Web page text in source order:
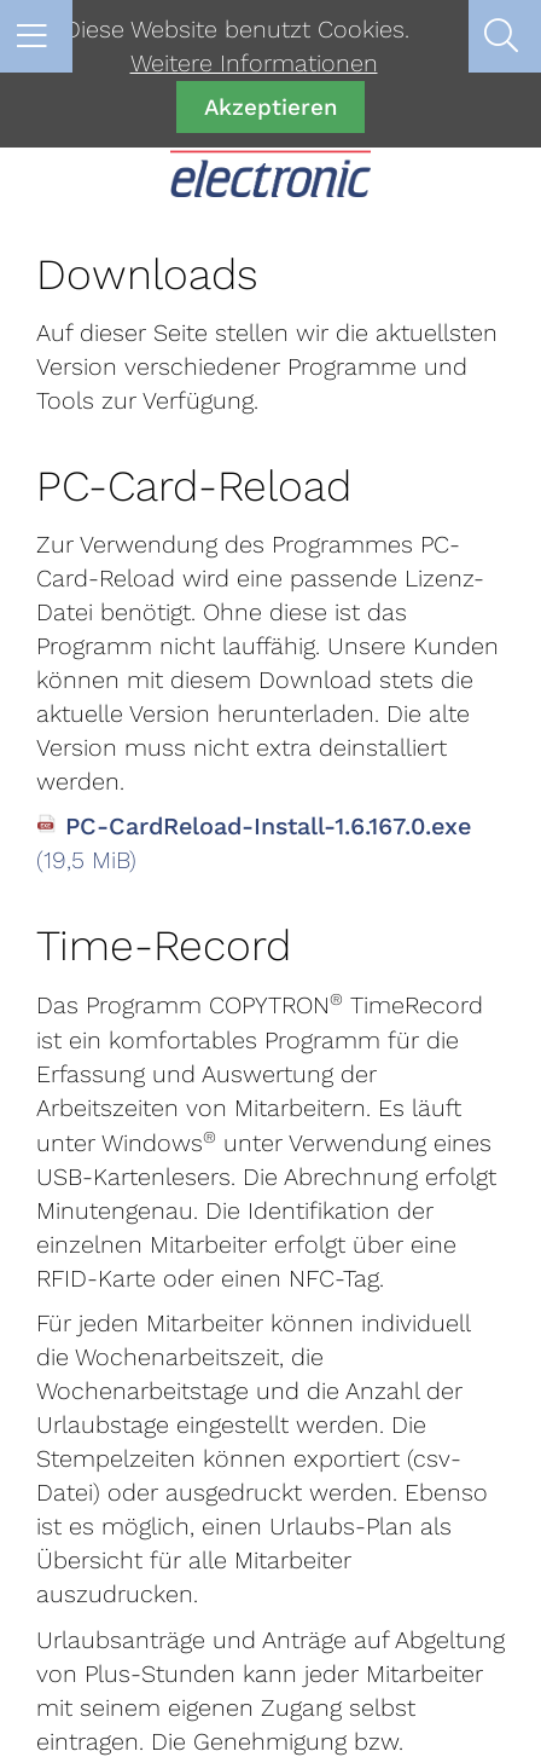
Downloads
Auf dieser Seite stellen wir die aktuellsten
Version verschiedener Programme und
Tools zur Verfügung.
PC-Card-Reload
Zur Verwendung des Programmes PC-
Card-Reload wird eine passende Lizenz-
Datei benötigt. Ohne diese ist das
Programm nicht lauffähig. Unsere Kunden
können mit diesem Download stets die
aktuelle Version herunterladen. Die alte
Version muss nicht extra deinstalliert
werden.
PC-CardReload-Install-1.6.167.0.exe
(19,5 MiB)
Time-Record
Das Programm COPYTRON® TimeRecord
ist ein komfortables Programm für die
Erfassung und Auswertung der
Arbeitszeiten von Mitarbeitern. Es läuft
unter Windows® unter Verwendung eines
USB-Kartenlesers. Die Abrechnung erfolgt
Minutengenau. Die Identifikation der
einzelnen Mitarbeiter erfolgt über eine
RFID-Karte oder einen NFC-Tag.
Für jeden Mitarbeiter können individuell
die Wochenarbeitszeit, die
Wochenarbeitstage und die Anzahl der
Urlaubstage eingestellt werden. Die
Stempelzeiten können exportiert (csv-
Datei) oder ausgedruckt werden. Ebenso
ist es möglich, einen Urlaubs-Plan als
Übersicht für alle Mitarbeiter
auszudrucken.
Urlaubsanträge und Anträge auf Abgeltung
von Plus-Stunden kann jeder Mitarbeiter
mit seinem eigenen Zugang selbst
eintragen. Die Genehmigung bzw.
Diese Website benutzt Cookies.
Weitere Informationen
Akzeptieren